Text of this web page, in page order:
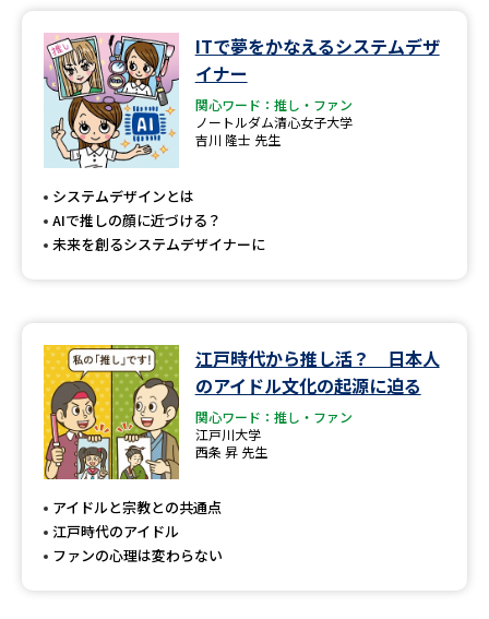
ITで夢をかなえるシステムデザ
イナー
関心ワード：推し・ファン
ノートルダム清心女子大学
吉川 隆士 先生
システムデザインとは
AIで推しの顔に近づける？
未来を創るシステムデザイナーに
江戸時代から推し活？ 日本人
のアイドル文化の起源に迫る
関心ワード：推し・ファン
江戸川大学
西条 昇 先生
アイドルと宗教との共通点
江戸時代のアイドル
ファンの心理は変わらない